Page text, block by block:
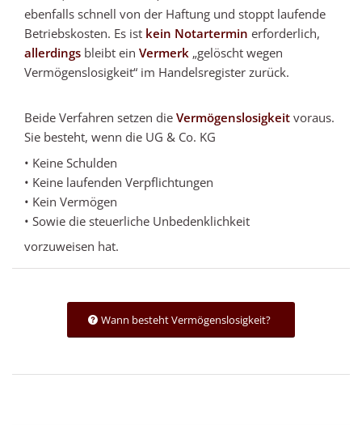
ebenfalls schnell von der Haftung und stoppt laufende
Betriebskosten. Es ist kein Notartermin erforderlich,
allerdings bleibt ein Vermerk „gelöscht wegen
Vermögenslosigkeit“ im Handelsregister zurück.
Beide Verfahren setzen die Vermögenslosigkeit voraus.
Sie besteht, wenn die UG & Co. KG
• Keine Schulden
• Keine laufenden Verpflichtungen
• Kein Vermögen
• Sowie die steuerliche Unbedenklichkeit
vorzuweisen hat.
Wann besteht Vermögenslosigkeit?